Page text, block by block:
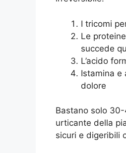
I tricomi
Le
succede
L’acido
Istamina e
dolore
Bastano solo
urticante della
sicuri e digeribili